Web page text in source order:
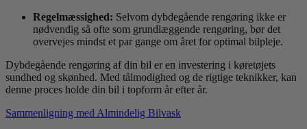
Regelmæssighed: Selvom dybdegående rengøring ikke er
nødvendig så ofte som grundlæggende rengøring, bør det
overvejes mindst et par gange om året for optimal bilpleje.
Dybdegående rengøring af din bil er en investering i køretøjets
sundhed og skønhed. Med tålmodighed og de rigtige teknikker, kan
denne proces holde din bil i topform år efter år.
Sammenligning med Almindelig Bilvask